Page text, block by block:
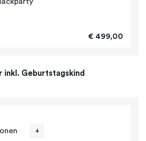
€ 499,00
inkl. Geburtstagskind
+